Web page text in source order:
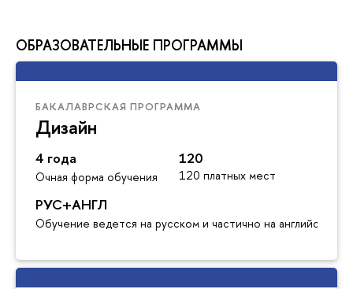
ОБРАЗОВАТЕЛЬНЫЕ ПРОГРАММЫ
БАКАЛАВРСКАЯ ПРОГРАММА
Дизайн
4 года
Очная форма обучения
120
120 платных мест
РУС+АНГЛ
Обучение ведется на русском и частично на английском